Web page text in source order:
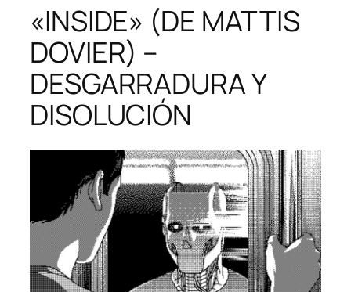
«INSIDE» (DE MATTIS
DOVIER) –
DESGARRADURA Y
DISOLUCIÓN